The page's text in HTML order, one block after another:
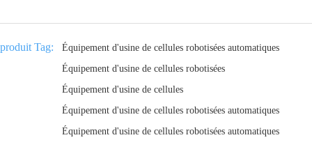
produit Tag:
Équipement d'usine de cellules robotisées automatiques
Équipement d'usine de cellules robotisées
Équipement d'usine de cellules
Équipement d'usine de cellules robotisées automatiques
Équipement d'usine de cellules robotisées automatiques